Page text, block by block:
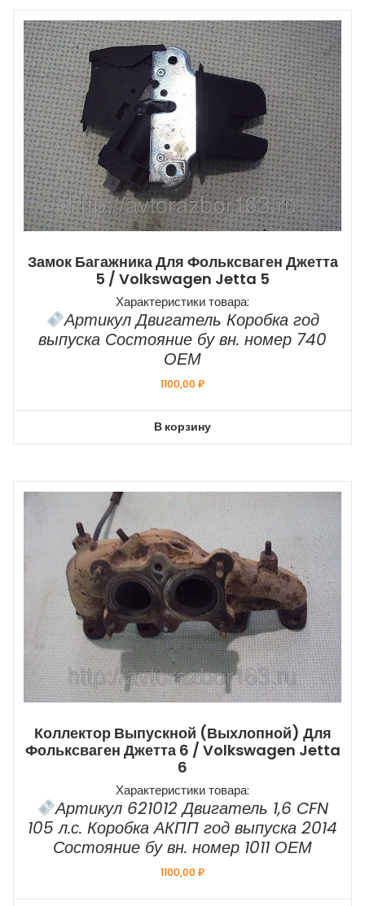
Замок Багажника Для Фольксваген Джетта
5 / Volkswagen Jetta 5
Характеристики товара:
Артикул Двигатель Коробка год
выпуска Состояние бу вн. номер 740
ОЕМ
1100,00₽
В корзину
Коллектор Выпускной (выхлопной) Для
Фольксваген Джетта 6 / Volkswagen Jetta
6
Характеристики товара:
Артикул 621012 Двигатель 1,6 CFN
105 л.с. Коробка АКПП год выпуска 2014
Состояние бу вн. номер 1011 ОЕМ
1100,00₽